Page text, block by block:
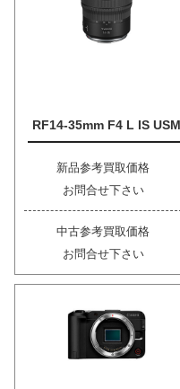
RF14-35mm F4 L IS USM
新品参考買取価格
お問合せ下さい
中古参考買取価格
お問合せ下さい